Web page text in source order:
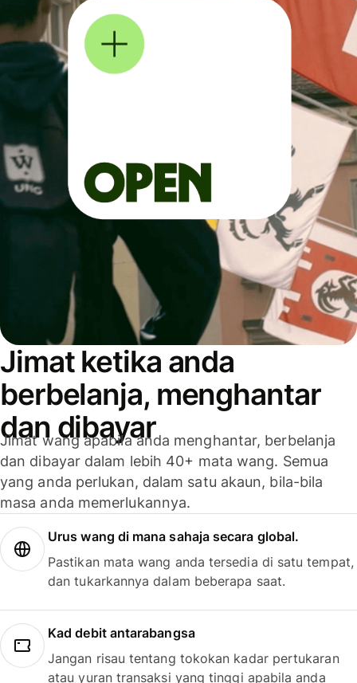
Jimat ketika anda
berbelanja, menghantar
dan dibayar
Jimat wang apabila anda menghantar, berbelanja
dan dibayar dalam lebih 40+ mata wang. Semua
yang anda perlukan, dalam satu akaun, bila-bila
masa anda memerlukannya.
Urus wang di mana sahaja secara global.
Pastikan mata wang anda tersedia di satu tempat,
dan tukarkannya dalam beberapa saat.
Kad debit antarabangsa
Jangan risau tentang tokokan kadar pertukaran
atau yuran transaksi yang tinggi apabila anda